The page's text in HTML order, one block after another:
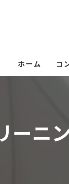
ホーム コ
ーニ